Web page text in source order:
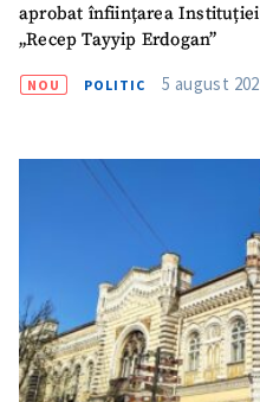
aprobat înființarea
„Recep Tayyip Erdogan”
NOU POLITIC 5 august